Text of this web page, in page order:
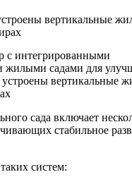
с интегрированными
жилыми садами для
вертикальные
сада включает
стабильное
систем: